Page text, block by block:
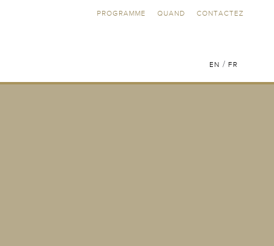
PROGRAMME QUAND CONTACTEZ
EN / FR